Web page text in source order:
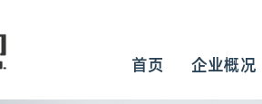
首页
企业概况